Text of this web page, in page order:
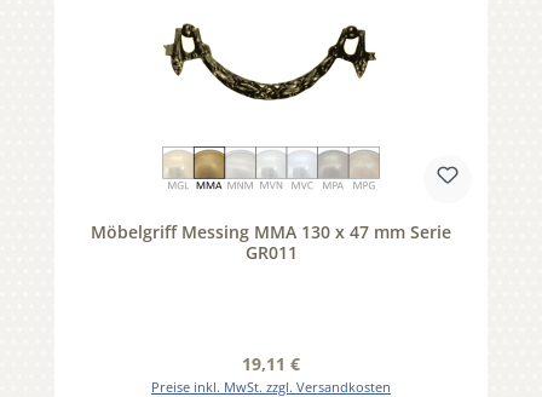
Möbelgriff Messing MMA 130 x 47 mm Serie
GR011
Regulärer Preis:
19,11 €
Preise inkl. MwSt. zzgl. Versandkosten